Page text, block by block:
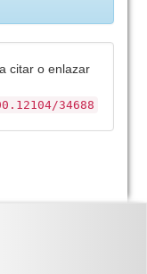
citar o enlazar
34688